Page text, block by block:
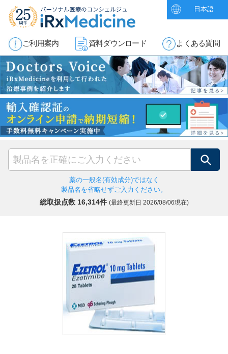
日本語
ご利用案内 資料ダウンロード よくある質問
検索
薬の一般名(有効成分)ではなく
製品名を省略せずご入力ください。
総取扱点数 16,314件 (最終更新日 2026/08/06現在)